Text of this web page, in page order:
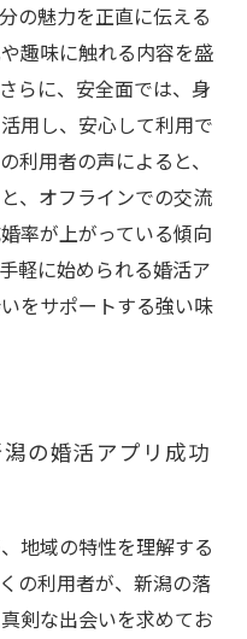
の魅力を正直に伝える
趣味に触れる内容を盛
らに、安全面では、身
用し、安心して利用で
利用者の声によると、
、オフラインでの交流
率が上がっている傾向
軽に始められる婚活ア
をサポートする強い味
の婚活アプリ成功
地域の特性を理解する
の利用者が、新潟の落
剣な出会いを求めてお